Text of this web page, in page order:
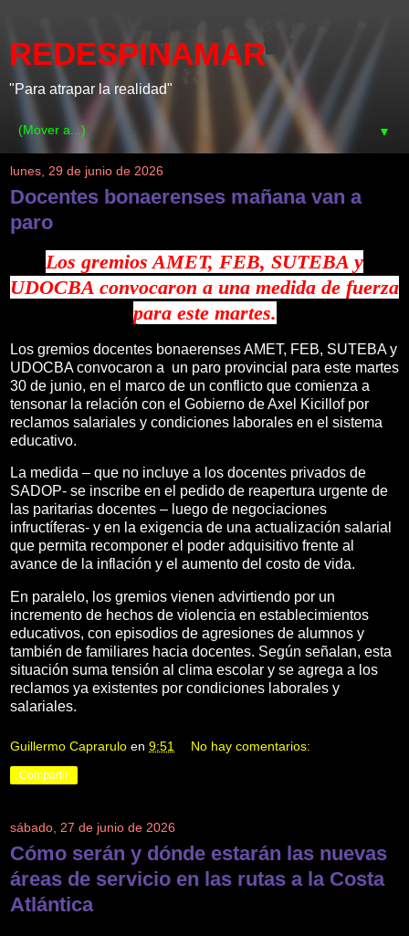
REDESPINAMAR
"Para atrapar la realidad"
▼
lunes, 29 de junio de 2026
Docentes bonaerenses mañana van a
paro
Los gremios AMET, FEB, SUTEBA y
UDOCBA convocaron a una medida de fuerza
para este martes.
Los gremios docentes bonaerenses AMET, FEB, SUTEBA y
UDOCBA convocaron a un paro provincial para este martes
30 de junio, en el marco de un conflicto que comienza a
tensonar la relación con el Gobierno de Axel Kicillof por
reclamos salariales y condiciones laborales en el sistema
educativo.
La medida – que no incluye a los docentes privados de
SADOP- se inscribe en el pedido de reapertura urgente de
las paritarias docentes – luego de negociaciones
infructíferas- y en la exigencia de una actualización salarial
que permita recomponer el poder adquisitivo frente al
avance de la inflación y el aumento del costo de vida.
En paralelo, los gremios vienen advirtiendo por un
incremento de hechos de violencia en establecimientos
educativos, con episodios de agresiones de alumnos y
también de familiares hacia docentes. Según señalan, esta
situación suma tensión al clima escolar y se agrega a los
reclamos ya existentes por condiciones laborales y
salariales.
Guillermo Caprarulo en 9:51 No hay comentarios:
Compartir
sábado, 27 de junio de 2026
Cómo serán y dónde estarán las nuevas
áreas de servicio en las rutas a la Costa
Atlántica